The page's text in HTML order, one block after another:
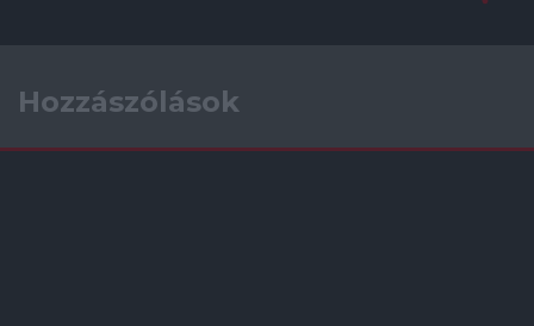
Hozzászólások